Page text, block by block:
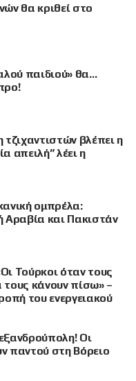
θα κριθεί στο
παιδιού» θα…
βλέπει η
απειλή” λέει η
ομπρέλα:
Αραβία και Πακιστάν
Τούρκοι όταν τους
κάνουν πίσω» –
του ενεργειακού
Οι
παντού στη Βόρειο